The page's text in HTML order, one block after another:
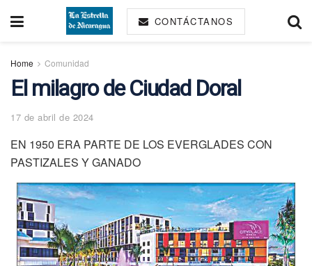
CONTÁCTANOS
Home Comunidad
El milagro de Ciudad Doral
17 de abril de 2024
EN 1950 ERA PARTE DE LOS EVERGLADES CON
PASTIZALES Y GANADO